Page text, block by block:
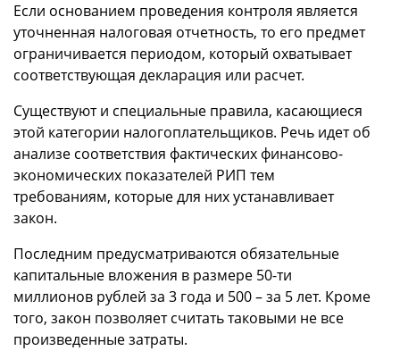
Если основанием проведения контроля является
уточненная налоговая отчетность, то его предмет
ограничивается периодом, который охватывает
соответствующая декларация или расчет.
Существуют и специальные правила, касающиеся
этой категории налогоплательщиков. Речь идет об
анализе соответствия фактических финансово-
экономических показателей РИП тем
требованиям, которые для них устанавливает
закон.
Последним предусматриваются обязательные
капитальные вложения в размере 50-ти
миллионов рублей за 3 года и 500 – за 5 лет. Кроме
того, закон позволяет считать таковыми не все
произведенные затраты.